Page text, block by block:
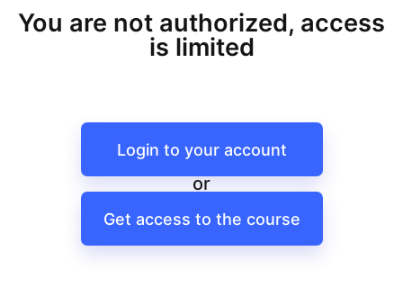
You are not authorized, access
is limited
Login to your account
or
Get access to the course